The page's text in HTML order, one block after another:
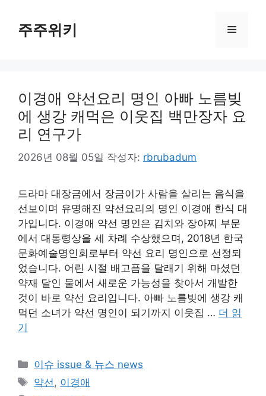
주주위키 메
이경애 약선요리 명인 아빠 노름빚
에 생강 캐먹은 이웃집 백만장자 요
리 연구가
2026년 08월 05일 작성자: rbrubadum
드라마 대장금에서 장금이가 사람을 살리는 음식을
선보이며 유명해진 약선요리의 명인 이경애 한식 대
가입니다. 이경애 약선 명인은 김치와 장아찌 부문
에서 대통령상을 세 차례 수상했으며, 2018년 한국
문화예술명인회로부터 약선 요리 명인으로 선정되
었습니다. 어린 시절 배고픔을 달래기 위해 마셨던
약재 달인 물에서 새로운 가능성을 찾아서 개발한
것이 바로 약선 요리입니다. 아빠 노름빚에 생강 캐
먹던 소녀가 약선 명인이 되기까지 이웃집 … 더 읽
기
카
테
고
이슈 issue & 뉴스 news
태
약선 , 이경애